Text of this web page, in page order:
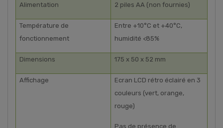
Alimentation 2 piles AA (non fournies)
Température de
fonctionnement
Entre +10°C et +40°C,
humidité <85%
Dimensions 175 x 50 x 52 mm
Affichage
Ecran LCD rétro éclairé en 3
couleurs (vert, orange,
rouge)
Pas de présence de